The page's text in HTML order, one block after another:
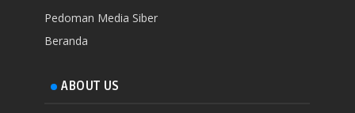
Pedoman Media Siber
Beranda
ABOUT US